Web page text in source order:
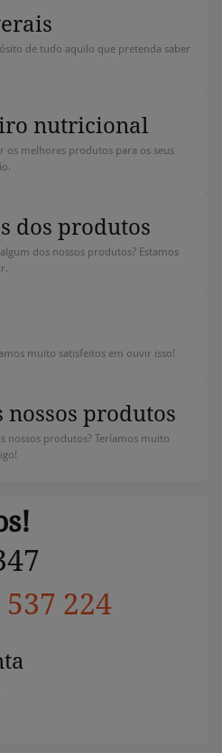
de tudo aquilo que pretenda saber
nutricional
os melhores produtos para os seus
dos produtos
dos nossos produtos? Estamos
muito satisfeitos em ouvir isso!
nossos produtos
nossos produtos? Teríamos muito
537 224